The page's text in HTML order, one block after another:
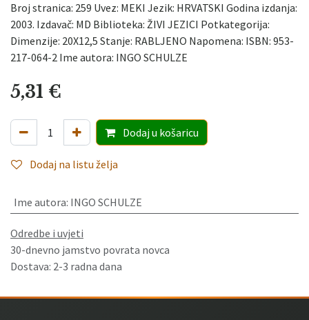
Broj stranica: 259 Uvez: MEKI Jezik: HRVATSKI Godina izdanja:
2003. Izdavač: MD Biblioteka: ŽIVI JEZICI Potkategorija:
Dimenzije: 20X12,5 Stanje: RABLJENO Napomena: ISBN: 953-
217-064-2 Ime autora: INGO SCHULZE
5,31 €
Dodaju košaricu
Dodaj na listu želja
Ime autora: INGO SCHULZE
Odredbe i uvjeti
30-dnevno jamstvo povrata novca
Dostava: 2-3 radna dana